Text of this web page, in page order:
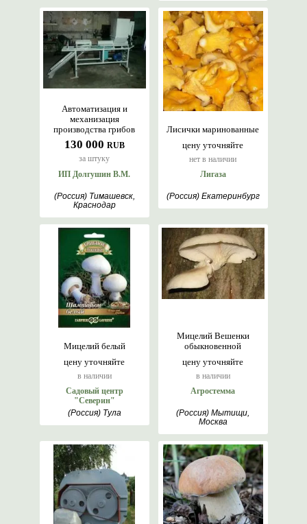
130 000 RUB
за штуку
Автоматизация и
механизация
производства грибов
ИП Долгушин В.М.
(Россия) Тимашевск,
Краснодар
цену уточняйте
нет в наличии
Лисички маринованные
Лигаза
(Россия) Екатеринбург
цену уточняйте
в наличии
Мицелий белый
Садовый центр
"Северин"
(Россия) Тула
цену уточняйте
в наличии
Мицелий Вешенки
обыкновенной
Агростемма
(Россия) Мытищи,
Москва